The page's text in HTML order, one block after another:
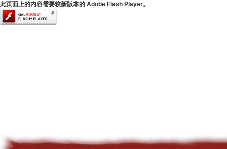
此页面上的内容需要较新版本的 Adobe Flash Player。